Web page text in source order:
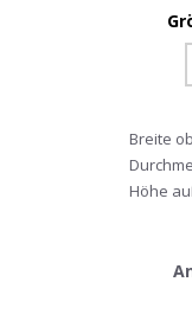
Breite
Höhe